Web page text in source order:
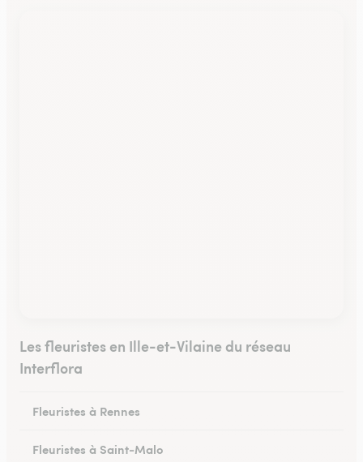
Les fleuristes en Ille-et-Vilaine du réseau
Interflora
Fleuristes à Rennes
Fleuristes à Saint-Malo